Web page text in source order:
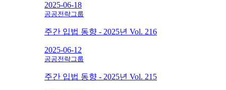
2025-06-18
공공전략그룹
주간 입법 동향 - 2025년 Vol. 216
2025-06-12
공공전략그룹
주간 입법 동향 - 2025년 Vol. 215